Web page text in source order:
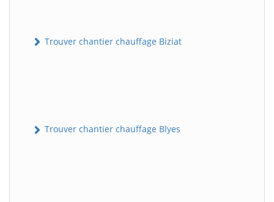
Trouver chantier chauffage Biziat
Trouver chantier chauffage Blyes